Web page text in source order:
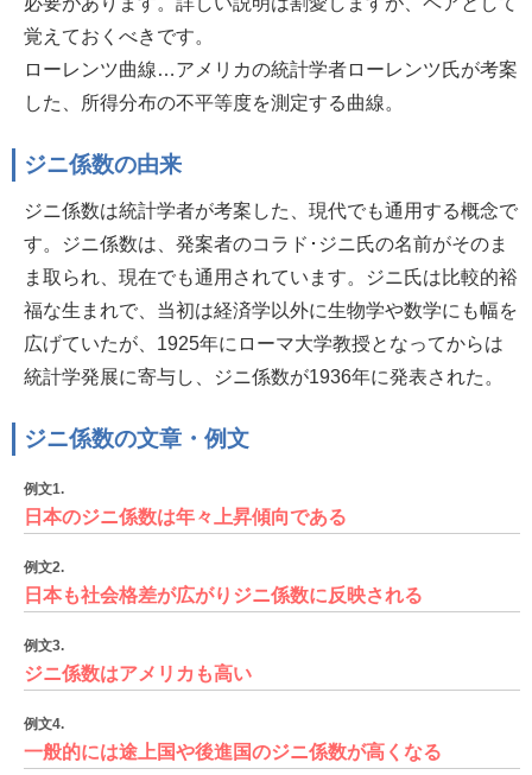
覚えておくべきです。
ローレンツ曲線…アメリカの統計学者ローレンツ氏が考案
した、所得分布の不平等度を測定する曲線。
ジニ係数の由来
ジニ係数は統計学者が考案した、現代でも通用する概念で
す。ジニ係数は、発案者のコラド･ジニ氏の名前がそのま
ま取られ、現在でも通用されています。ジニ氏は比較的裕
福な生まれで、当初は経済学以外に生物学や数学にも幅を
広げていたが、1925年にローマ大学教授となってからは
統計学発展に寄与し、ジニ係数が1936年に発表された。
ジニ係数の文章・例文
例文1.
日本のジニ係数は年々上昇傾向である
例文2.
日本も社会格差が広がりジニ係数に反映される
例文3.
ジニ係数はアメリカも高い
例文4.
一般的には途上国や後進国のジニ係数が高くなる